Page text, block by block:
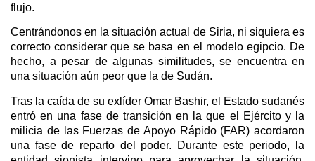
flujo.
Centrándonos en la situación actual de Siria, ni siquiera es
correcto considerar que se basa en el modelo egipcio. De
hecho, a pesar de algunas similitudes, se encuentra en
una situación aún peor que la de Sudán.
Tras la caída de su exlíder Omar Bashir, el Estado sudanés
entró en una fase de transición en la que el Ejército y la
milicia de las Fuerzas de Apoyo Rápido (FAR) acordaron
una fase de reparto del poder. Durante este periodo, la